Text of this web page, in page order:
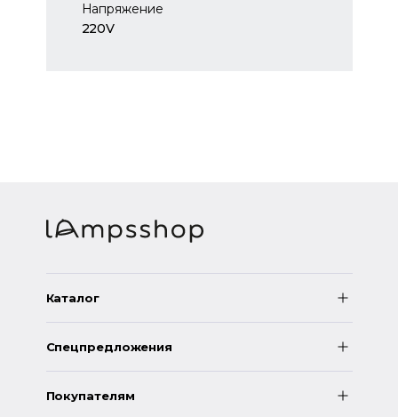
Напряжение
220V
Каталог
Спецпредложения
Покупателям